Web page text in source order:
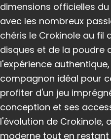
dimensions officielles
avec les nombreux
chéris le Crokinole au fil
disques et de la poudre
l'expérience
compagnon idéal pour
profiter d'un jeu
conception et ses
l'évolution de Crokinole,
moderne tout en